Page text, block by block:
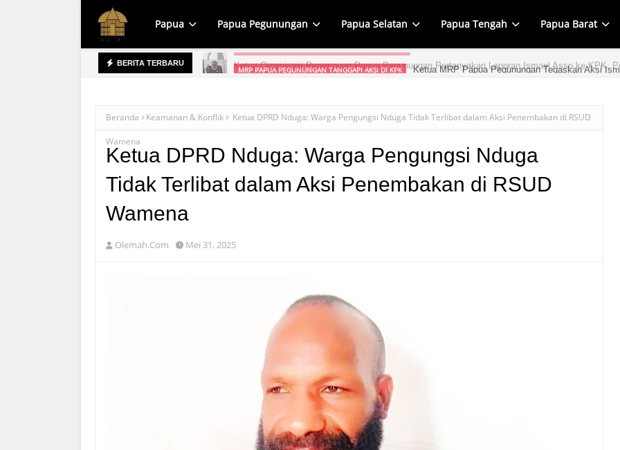
Papua Papua Pegunungan Papua Selatan Papua Tengah Papua Barat
BERITA TERBARU MRP PAPUA PEGUNUNGAN TANGGAPI AKSI DI KPK Ketua MRP Papua Pegunungan Tegaskan Aksi
Beranda Keamanan & Konflik Ketua DPRD Nduga: Warga Pengungsi Nduga Tidak Terlibat dalam Aksi Penembakan di RSUD
Wamena
Ketua DPRD Nduga: Warga Pengungsi Nduga
Tidak Terlibat dalam Aksi Penembakan di RSUD
Wamena
Olemah.Com Mei 31, 2025